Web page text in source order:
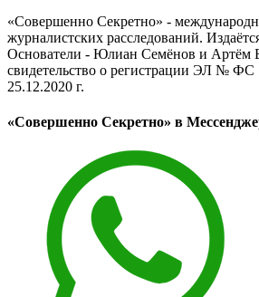
«Совершенно Секретно» -
журналистских расследований.
Основатели - Юлиан Семёнов и Артём
свидетельство о регистрации ЭЛ № ФС
25.12.2020 г.
«Совершенно Секретно» в